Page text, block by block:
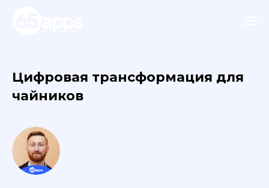
Цифровая трансформация для
чайников